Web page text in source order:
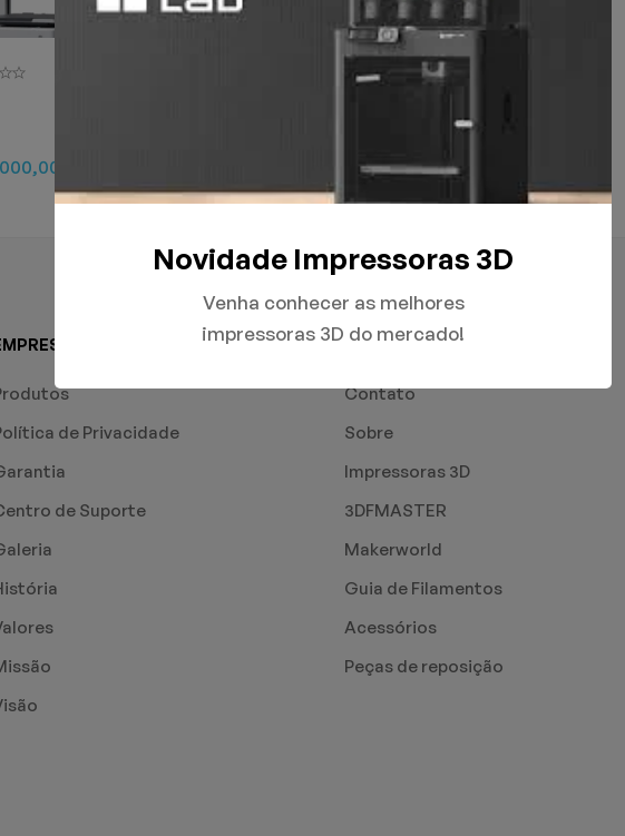
de Privacidade
de Suporte
PÁGINAS
Contato
Sobre
Impressoras 3D
3DFMASTER
Makerworld
Guia de Filamentos
Acessórios
Peças de reposição
Novidade Impressoras 3D
Venha conhecer as melhores
impressoras 3D do mercado!